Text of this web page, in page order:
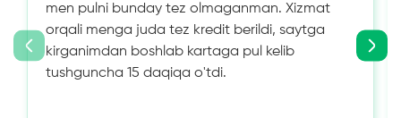
men pulni bunday tez olmaganman. Xizmat
orqali menga juda tez kredit berildi, saytga
kirganimdan boshlab kartaga pul kelib
tushguncha 15 daqiqa o'tdi.